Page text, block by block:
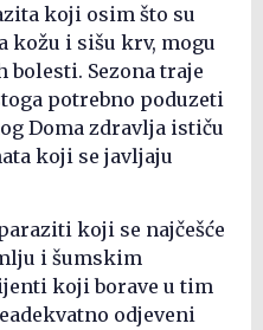
koji osim što su
kožu i sišu krv, mogu
Sezona traje
potrebno poduzeti
Doma zdravlja ističu
koji se javljaju
koji se najčešće
i šumskim
koji borave u tim
odjeveni